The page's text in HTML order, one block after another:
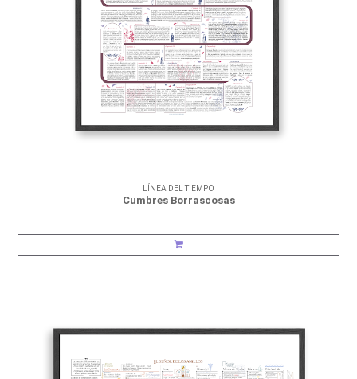
LÍNEA DEL TIEMPO
Cumbres Borrascosas